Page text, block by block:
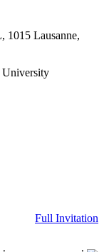
1015 Lausanne,
University
Full Invitation